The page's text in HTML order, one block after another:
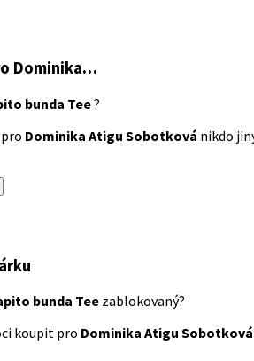
Dominika…
bunda Tee?
Dominika Atigu Sobotková nikdo
bunda Tee zablokovaný?
koupit pro Dominika Atigu Sobotková